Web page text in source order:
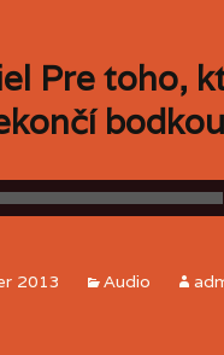
Pre toho,
bodkou
2013 Audio